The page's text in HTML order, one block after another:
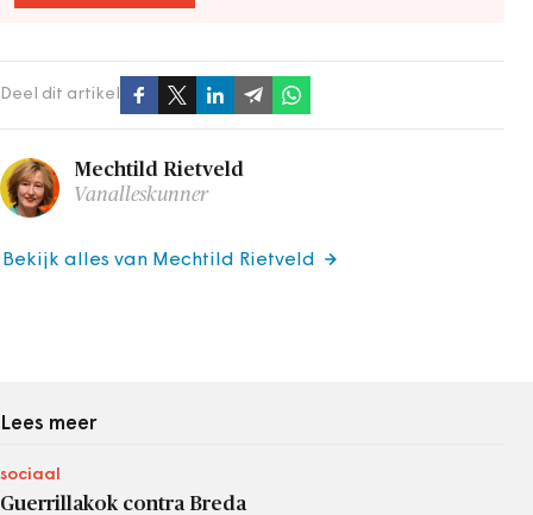
Deel dit artikel
Mechtild Rietveld
Vanalleskunner
Bekijk alles van Mechtild Rietveld
Lees meer
sociaal
Guerrillakok contra Breda